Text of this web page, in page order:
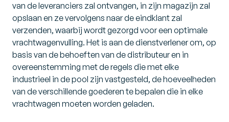
van de leveranciers zal ontvangen, in zijn magazijn zal
opslaan en ze vervolgens naar de eindklant zal
verzenden, waarbij wordt gezorgd voor een optimale
vrachtwagenvulling. Het is aan de dienstverlener om, op
basis van de behoeften van de distributeur en in
overeenstemming met de regels die met elke
industrieel in de pool zijn vastgesteld, de hoeveelheden
van de verschillende goederen te bepalen die in elke
vrachtwagen moeten worden geladen.